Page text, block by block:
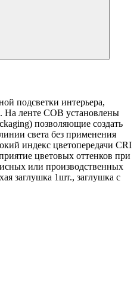
подсветки интерьера,
ленте COB установлены
позволяющие создать
света без применения
индекс цветопередачи CRI
цветовых оттенков при
или производственных
заглушка 1шт., заглушка с